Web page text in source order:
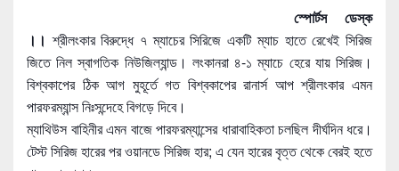
স্পোর্টস ডেস্ক
।। শ্রীলংকার বিরুদ্ধে ৭ ম্যাচের সিরিজে একটি ম্যাচ হাতে রেখেই সিরিজ
জিতে নিল স্বাগতিক নিউজিল্যান্ড। লংকানরা ৪-১ ম্যাচে হেরে যায় সিরিজ।
বিশ্বকাপের ঠিক আগ মুহূর্তে গত বিশ্বকাপের রানার্স আপ শ্রীলংকার এমন
পারফরম্যান্স নিঃসন্দেহে বিগড়ে দিবে।
ম্যাথিউস বাহিনীর এমন বাজে পারফরম্যান্সের ধারাবাহিকতা চলছিল দীর্ঘদিন ধরে।
টেস্ট সিরিজ হারের পর ওয়ানডে সিরিজ হার; এ যেন হারের বৃত্ত থেকে বেরই হতে